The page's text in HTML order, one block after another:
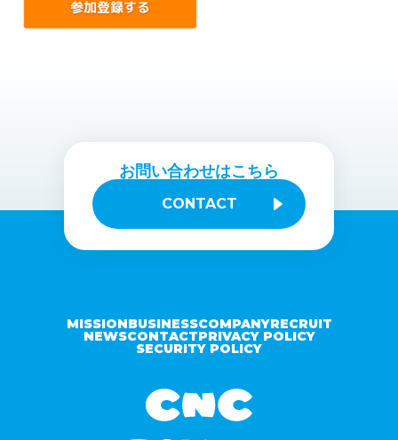
お問い合わせはこちら
CONTACT
MISSIONBUSINESSCOMPANYRECRUIT
NEWSCONTACTPRIVACY POLICY
SECURITY POLICY